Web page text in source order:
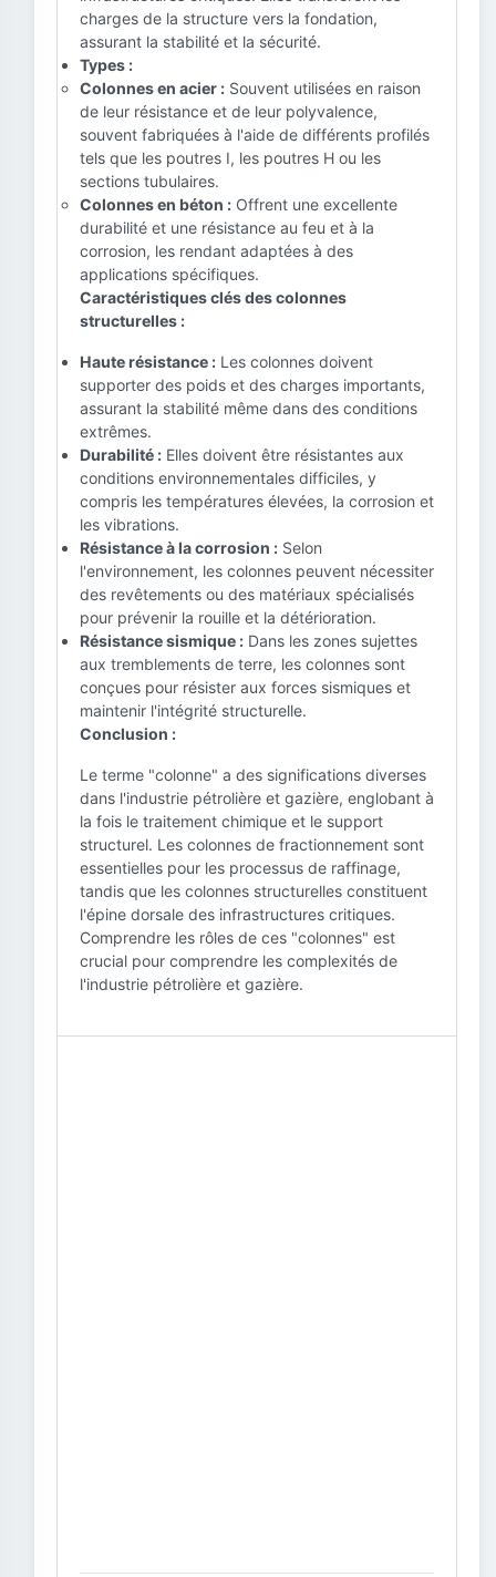
charges de la structure vers la fondation,
assurant la stabilité et la sécurité.
Types :
Colonnes en acier : Souvent utilisées en raison
de leur résistance et de leur polyvalence,
souvent fabriquées à l'aide de différents profilés
tels que les poutres I, les poutres H ou les
sections tubulaires.
Colonnes en béton : Offrent une excellente
durabilité et une résistance au feu et à la
corrosion, les rendant adaptées à des
applications spécifiques.
Caractéristiques clés des colonnes
structurelles :
Haute résistance : Les colonnes doivent
supporter des poids et des charges importants,
assurant la stabilité même dans des conditions
extrêmes.
Durabilité : Elles doivent être résistantes aux
conditions environnementales difficiles, y
compris les températures élevées, la corrosion et
les vibrations.
Résistance à la corrosion : Selon
l'environnement, les colonnes peuvent nécessiter
des revêtements ou des matériaux spécialisés
pour prévenir la rouille et la détérioration.
Résistance sismique : Dans les zones sujettes
aux tremblements de terre, les colonnes sont
conçues pour résister aux forces sismiques et
maintenir l'intégrité structurelle.
Conclusion :
Le terme "colonne" a des significations diverses
dans l'industrie pétrolière et gazière, englobant à
la fois le traitement chimique et le support
structurel. Les colonnes de fractionnement sont
essentielles pour les processus de raffinage,
tandis que les colonnes structurelles constituent
l'épine dorsale des infrastructures critiques.
Comprendre les rôles de ces "colonnes" est
crucial pour comprendre les complexités de
l'industrie pétrolière et gazière.